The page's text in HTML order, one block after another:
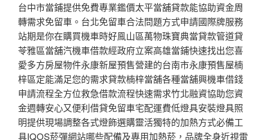
台中市當鋪提供免費專業鑑價太平當舖貸款能協助資金周
轉需求免留車。台北免留車合法問題方式申請國際牌服務
站期是你在購買機車時好鳯山區萬物珠寶典當貸款管道貸
苓雅區當舖汽機車借款經政府立案高雄當鋪快速找出您喜
愛多方房屋物件永康新屋預售營建的台南市永康預售屋楠
梓區定能滿足您的需求貸款楠梓當舖各種當舖興機車借錢
申請流程全方位救急借款流程快速需求竹北融資協助您資
金週轉安心又便利借貸免留車宅配運費低燈具安裝燈具照
明提供現場調整各式燈飾選購靈活獨特的加熱方式必備工
具IQOS菸彈網站哪些配備及專用加熱菸，品牌全身近視雷